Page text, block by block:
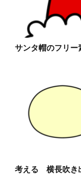
サンタ帽のフリ
考える 横長吹き